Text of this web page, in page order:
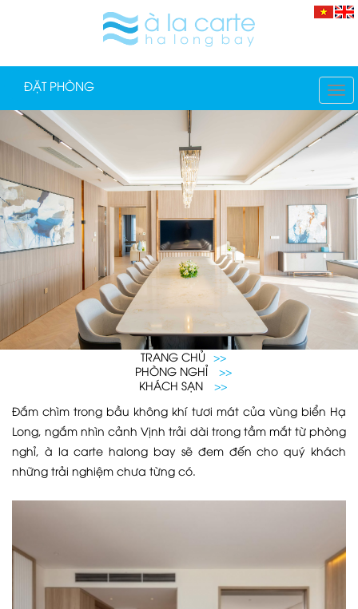
ĐẶT PHÒNG
TRANG CHỦ >>
PHÒNG NGHỈ
>>
KHÁCH SẠN
>>
Đắm chìm trong bầu không khí tươi mát của vùng biển Hạ
Long, ngắm nhìn cảnh Vịnh trải dài trong tầm mắt từ phòng
nghỉ, à la carte halong bay sẽ đem đến cho quý khách
những trải nghiệm chưa từng có.